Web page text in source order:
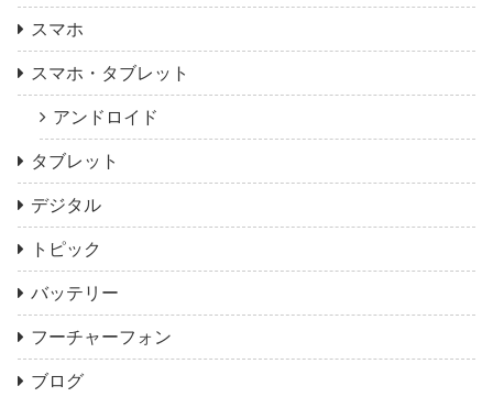
スマホ
スマホ・タブレット
アンドロイド
タブレット
デジタル
トピック
バッテリー
フーチャーフォン
ブログ